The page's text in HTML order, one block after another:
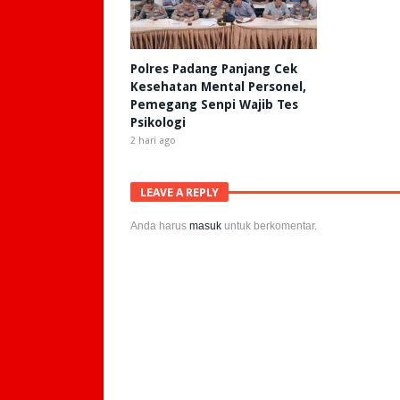
Polres Padang Panjang Cek
Kesehatan Mental Personel,
Pemegang Senpi Wajib Tes
Psikologi
2 hari ago
LEAVE A REPLY
Anda harus masuk untuk berkomentar.